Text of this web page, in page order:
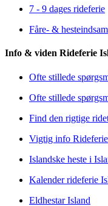
7 - 9 dages rideferie
Fåre- &
Info & viden Rideferie
Ofte stillede
Ofte stillede
Find den rigtige
Vigtig info
Islandske heste i
Kalender rideferie
Eldhestar Island